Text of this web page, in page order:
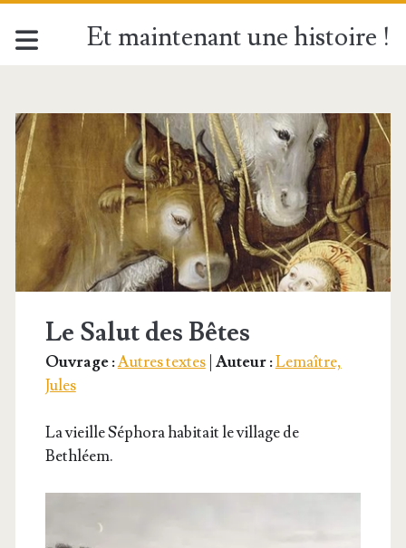
Et maintenant une histoire !
Étiquette :
<span>Roi
mage</span>
Le Salut des Bêtes
Ouvrage :Autres textes| Auteur :Lemaître,
Jules
La vieille Sépho­ra habi­tait le vil­lage de
Bethléem.